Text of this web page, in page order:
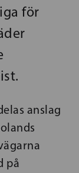
för
anslag
på